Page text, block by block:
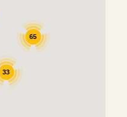
65
33